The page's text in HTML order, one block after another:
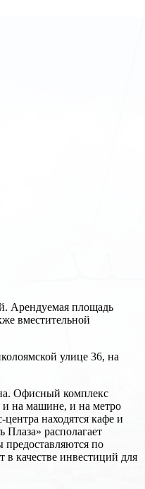
Арендуемая площадь
вместительной
улице 36, на
Офисный комплекс
и на машине, и на метро
находятся кафе и
располагает
по
качестве инвестиций для